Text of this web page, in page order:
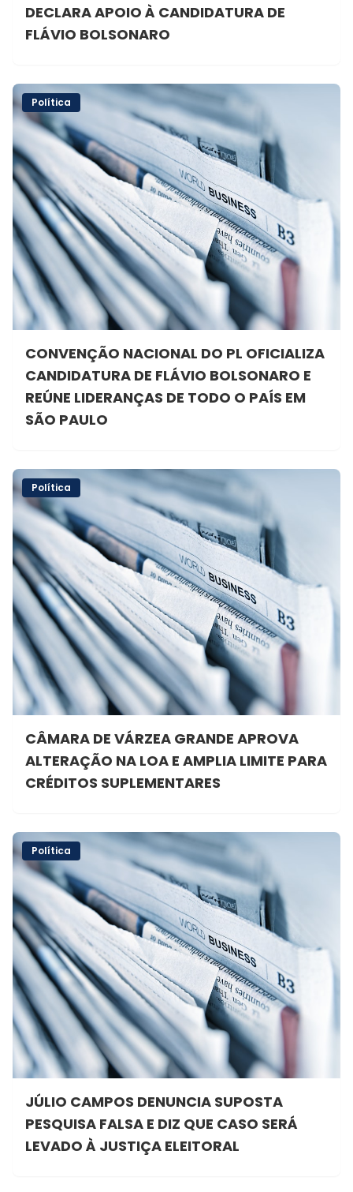
DECLARA APOIO À CANDIDATURA DE
FLÁVIO BOLSONARO
Política
CONVENÇÃO NACIONAL DO PL OFICIALIZA
CANDIDATURA DE FLÁVIO BOLSONARO E
REÚNE LIDERANÇAS DE TODO O PAÍS EM
SÃO PAULO
Política
CÂMARA DE VÁRZEA GRANDE APROVA
ALTERAÇÃO NA LOA E AMPLIA LIMITE PARA
CRÉDITOS SUPLEMENTARES
Política
JÚLIO CAMPOS DENUNCIA SUPOSTA
PESQUISA FALSA E DIZ QUE CASO SERÁ
LEVADO À JUSTIÇA ELEITORAL